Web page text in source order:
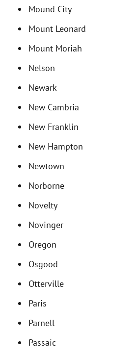
Mound City
Mount Leonard
Mount Moriah
Nelson
Newark
New Cambria
New Franklin
New Hampton
Newtown
Norborne
Novelty
Novinger
Oregon
Osgood
Otterville
Paris
Parnell
Passaic